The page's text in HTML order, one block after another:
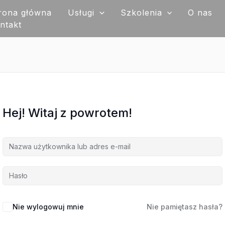
główna Usługi Szkolenia O nas
Hej! Witaj z powrotem!
Nie wylogowuj mnie Nie pamiętasz hasła?